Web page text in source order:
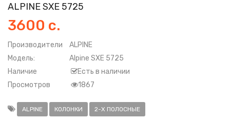
ALPINE SXE 5725
3600 с.
Производители
ALPINE
Модель:
Alpine SXE 5725
Наличие
Есть в наличии
Просмотров
1867
ALPINE КОЛОНКИ 2-Х ПОЛОСНЫЕ